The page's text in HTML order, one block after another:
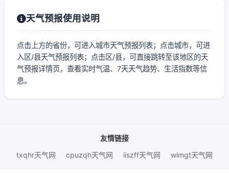
天气预报使用说明
点击上方的省份，可进入城市天气预报列表；点击城市，可进
入区/县天气预报列表；点击区/县，可直接跳转至该地区的天
气预报详情页，查看实时气温、7天天气趋势、生活指数等信
息。
友情链接
txqhr天气网
cpuzqh天气网 iiszff天气网 wlmgt天气网